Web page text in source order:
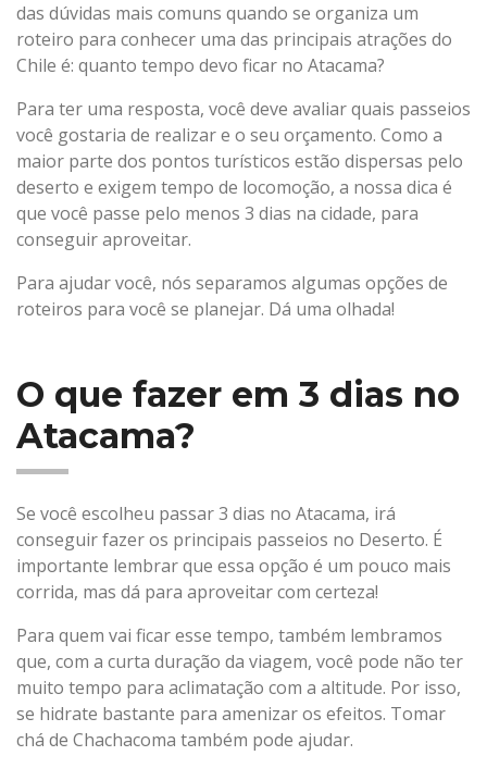
das dúvidas mais comuns quando se organiza um
roteiro para conhecer uma das principais atrações do
Chile é: quanto tempo devo ficar no Atacama?
Para ter uma resposta, você deve avaliar quais passeios
você gostaria de realizar e o seu orçamento. Como a
maior parte dos pontos turísticos estão dispersas pelo
deserto e exigem tempo de locomoção, a nossa dica é
que você passe pelo menos 3 dias na cidade, para
conseguir aproveitar.
Para ajudar você, nós separamos algumas opções de
roteiros para você se planejar. Dá uma olhada!
O que fazer em 3 dias no
Atacama?
Se você escolheu passar 3 dias no Atacama, irá
conseguir fazer os principais passeios no Deserto. É
importante lembrar que essa opção é um pouco mais
corrida, mas dá para aproveitar com certeza!
Para quem vai ficar esse tempo, também lembramos
que, com a curta duração da viagem, você pode não ter
muito tempo para aclimatação com a altitude. Por isso,
se hidrate bastante para amenizar os efeitos. Tomar
chá de Chachacoma também pode ajudar.